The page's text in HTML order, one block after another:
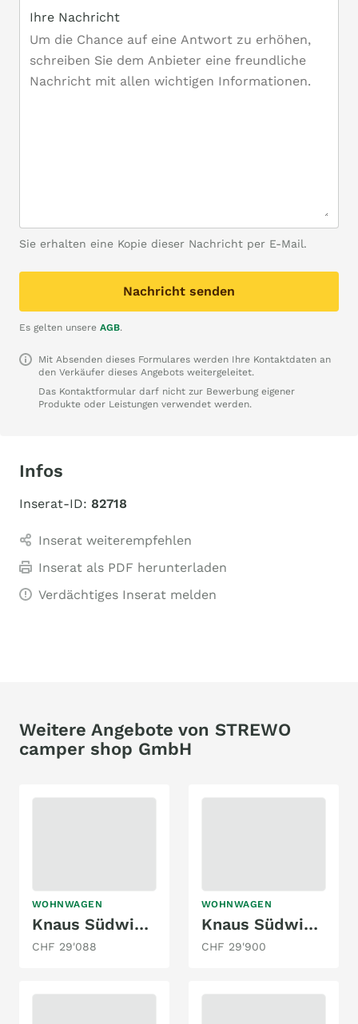
Ihre Nachricht
Sie erhalten eine Kopie dieser Nachricht per E-Mail.
Nachricht senden
Es gelten unsere AGB.
Mit Absenden dieses Formulares werden Ihre Kontaktdaten an
den Verkäufer dieses Angebots weitergeleitet.
Das Kontaktformular darf nicht zur Bewerbung eigener
Produkte oder Leistungen verwendet werden.
Infos
Inserat-ID: 82718
Inserat weiterempfehlen
Inserat als PDF herunterladen
Verdächtiges Inserat melden
Weitere Angebote von STREWO
camper shop GmbH
WOHNWAGEN
Knaus Südwind 500 QDK - 2025
CHF 29'088
WOHNWAGEN
Knaus Südwind 460 EU | 2023
CHF 29'900